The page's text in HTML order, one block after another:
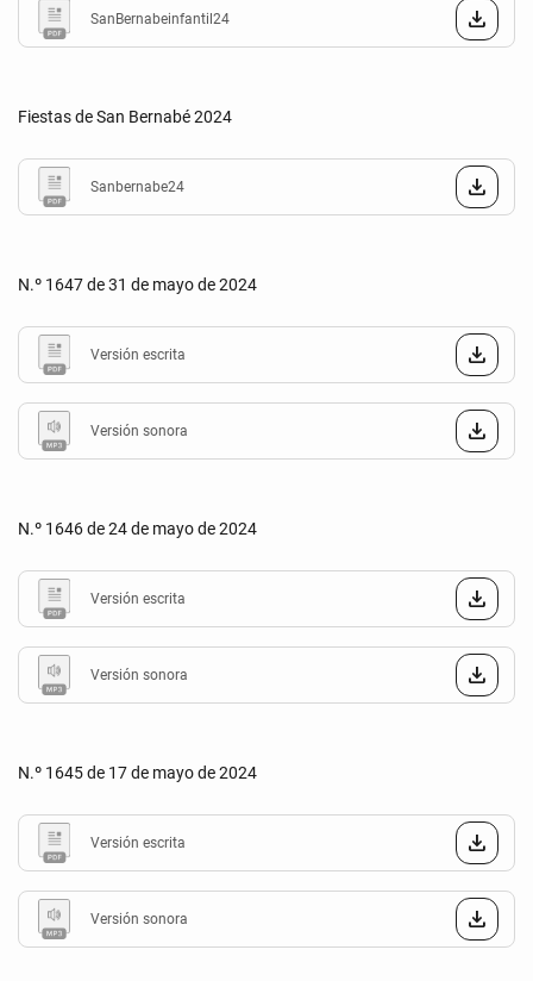
SanBernabeinfantil24
Fiestas de San Bernabé 2024
Sanbernabe24
N.º 1647 de 31 de mayo de 2024
Versión escrita
Versión sonora
N.º 1646 de 24 de mayo de 2024
Versión escrita
Versión sonora
N.º 1645 de 17 de mayo de 2024
Versión escrita
Versión sonora